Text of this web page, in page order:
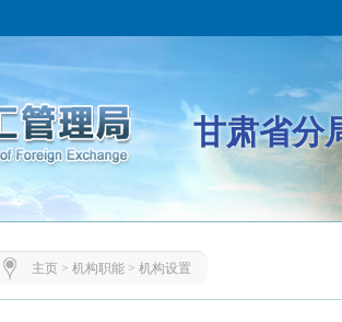
甘肃省分
主页 >机构职能 >机构设置